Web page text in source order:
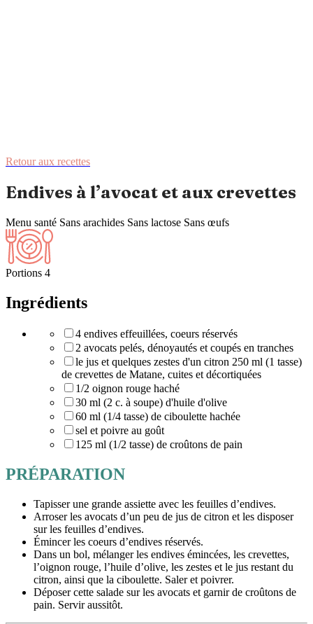
Retour aux recettes
Endives à l’avocat et aux crevettes
Menu santé Sans arachides Sans lactose Sans œufs
Portions 4
Ingrédients
4 endives effeuillées, coeurs réservés
2 avocats pelés, dénoyautés et coupés en tranches
le jus et quelques zestes d'un citron 250 ml (1 tasse)
de crevettes de Matane, cuites et décortiquées
1/2 oignon rouge haché
30 ml (2 c. à soupe) d'huile d'olive
60 ml (1/4 tasse) de ciboulette hachée
sel et poivre au goût
125 ml (1/2 tasse) de croûtons de pain
PRÉPARATION
Tapisser une grande assiette avec les feuilles d’endives.
Arroser les avocats d’un peu de jus de citron et les disposer
sur les feuilles d’endives.
Émincer les coeurs d’endives réservés.
Dans un bol, mélanger les endives émincées, les crevettes,
l’oignon rouge, l’huile d’olive, les zestes et le jus restant du
citron, ainsi que la ciboulette. Saler et poivrer.
Déposer cette salade sur les avocats et garnir de croûtons de
pain. Servir aussitôt.